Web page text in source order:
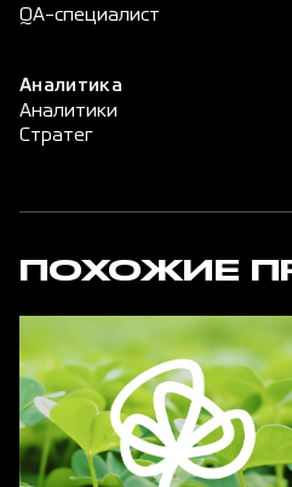
QA-специалист
Аналитика
Аналитики
Стратег
ПОХОЖИЕ